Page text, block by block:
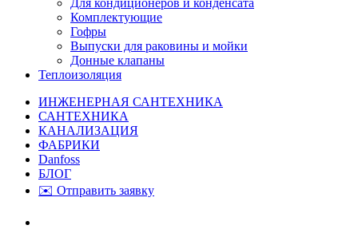
Для кондиционеров и конденсата
Комплектующие
Гофры
Выпуски для раковины и мойки
Донные клапаны
Теплоизоляция
ИНЖЕНЕРНАЯ САНТЕХНИКА
САНТЕХНИКА
КАНАЛИЗАЦИЯ
ФАБРИКИ
Danfoss
БЛОГ
✉️ Отправить заявку